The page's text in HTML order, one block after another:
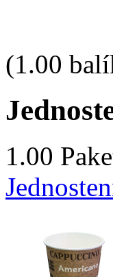
(1.00
1.00